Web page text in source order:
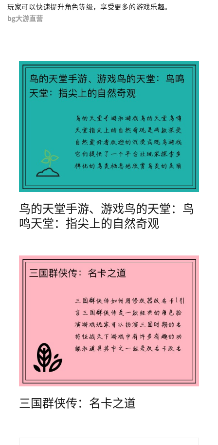
玩家可以快速提升角色等级，享受更多的游戏乐趣。
bg大游直营
鸟的天堂手游、游戏鸟的天堂：鸟
鸣天堂：指尖上的自然奇观
三国群侠传：名卡之道